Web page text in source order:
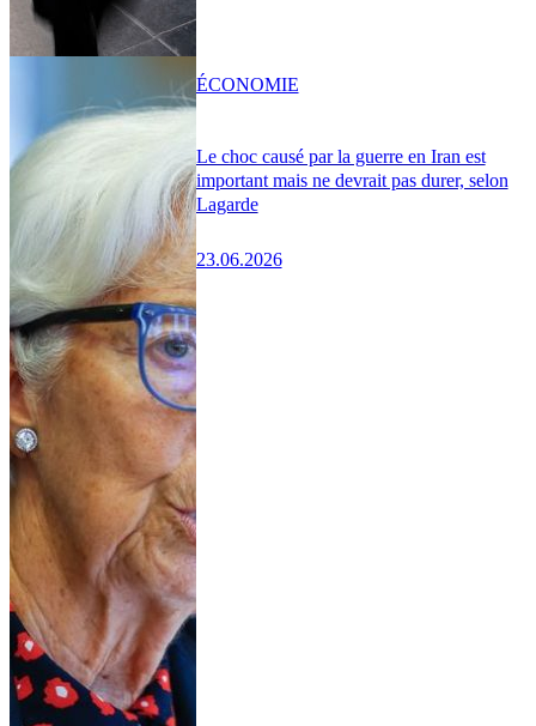
Le choc causé par la guerre en Iran est
important mais ne devrait pas durer, selon
Lagarde
23.06.2026
ÉCONOMIE